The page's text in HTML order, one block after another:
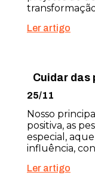
Ler artigo
Cuidar das
25/11
Nosso
positiva, as
especial,
influência,
Ler artigo